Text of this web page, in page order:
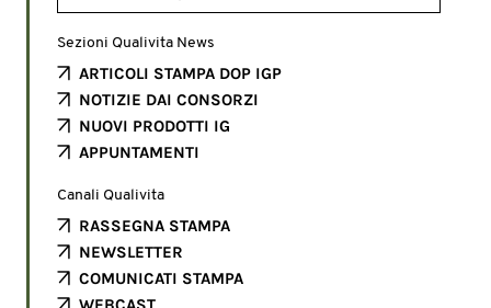
Sezioni Qualivita News
ARTICOLI STAMPA DOP IGP
NOTIZIE DAI CONSORZI
NUOVI PRODOTTI IG
APPUNTAMENTI
Canali Qualivita
RASSEGNA STAMPA
NEWSLETTER
COMUNICATI STAMPA